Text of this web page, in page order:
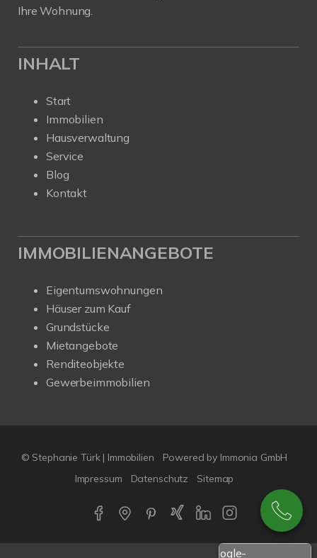
Ihre Wohnung.
INHALT
Start
Immobilien
Hausverwaltung
Service
Blog
Kontakt
IMMOBILIENANGEBOTE
Eigentumswohnungen
Häuser zum Kauf
Grundstücke
Mietangebote
Renditeobjekte
Gewerbeimmobilien
© Stephanie Türk | Immobilien
Powered by Immonia GmbH
Impressum
Datenschutz Sitemap
Google-